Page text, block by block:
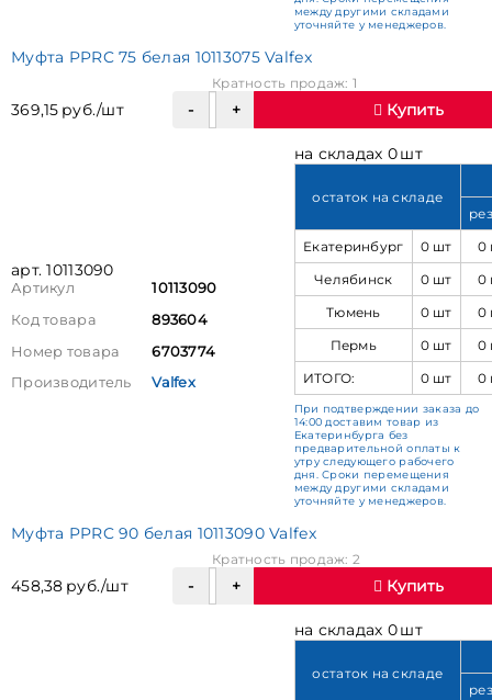
между другими складами
уточняйте у менеджеров.
Муфта PPRC 75 белая 10113075 Valfex
369,15 руб./шт
Кратность продаж: 1
Купить
арт. 10113090
Артикул
10113090
Код товара
893604
Номер товара
6703774
Производитель
Valfex
на складах 0 шт
остаток на складе
Екатеринбург
0 шт
0
Челябинск
0 шт
0
Тюмень
0 шт
0
Пермь
0 шт
0
ИТОГО:
0 шт 0
При подтверждении заказа до
14:00 доставим товар из
Екатеринбурга без
предварительной оплаты к
утру следующего рабочего
дня. Сроки перемещения
между другими складами
уточняйте у менеджеров.
Муфта PPRC 90 белая 10113090 Valfex
458,38 руб./шт
Кратность продаж: 2
Купить
на складах 0 шт
остаток на складе